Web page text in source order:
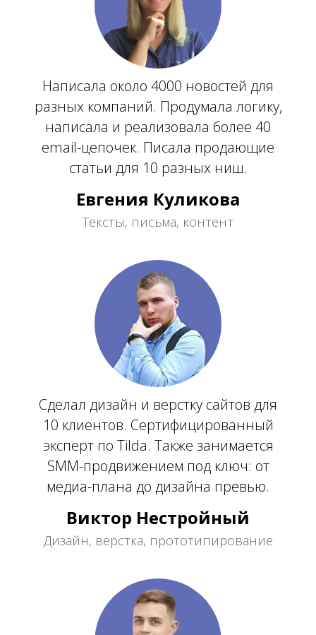
Написала около 4000 новостей для
разных компаний. Продумала логику,
написала и реализовала более 40
email-цепочек. Писала продающие
статьи для 10 разных ниш.
Евгения Куликова
Тексты, письма, контент
Сделал дизайн и верстку сайтов для
10 клиентов. Сертифицированный
эксперт по Tilda. Также занимается
SMM-продвижением под ключ: от
медиа-плана до дизайна превью.
Виктор Нестройный
Дизайн, верстка, прототипирование